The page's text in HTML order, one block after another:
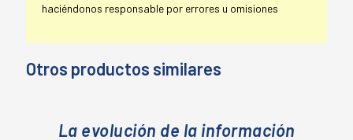
haciéndonos responsable por errores u omisiones
Otros productos similares
La evolución de la información